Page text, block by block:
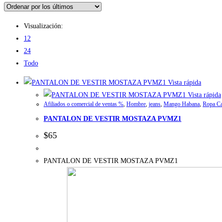
Visualización:
12
24
Todo
Vista rápida
Vista rápida
Afiliados o comercial de ventas %, Hombre, jeans, Mango Habana, Ropa
PANTALON DE VESTIR MOSTAZA PVMZ1
$65
PANTALON DE VESTIR MOSTAZA PVMZ1